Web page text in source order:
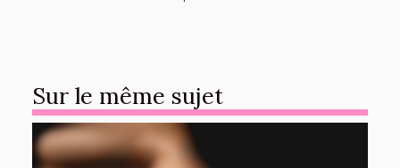
Sur le même sujet